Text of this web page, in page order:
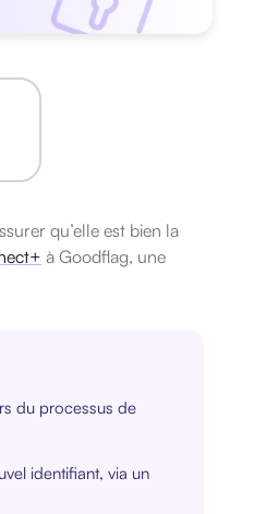
qu’elle est bien la
à Goodflag, une
du processus de
identifiant, via un